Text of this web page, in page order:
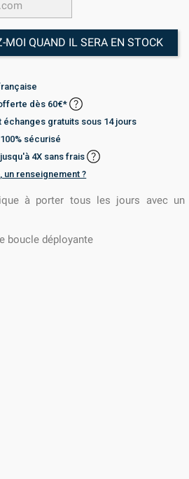
MOI QUAND IL SERA EN STOCK
dès 60€*
échanges gratuits sous 14 jours
sécurisé
4X sans frais
un renseignement ?
à porter tous les jours avec un
boucle déployante